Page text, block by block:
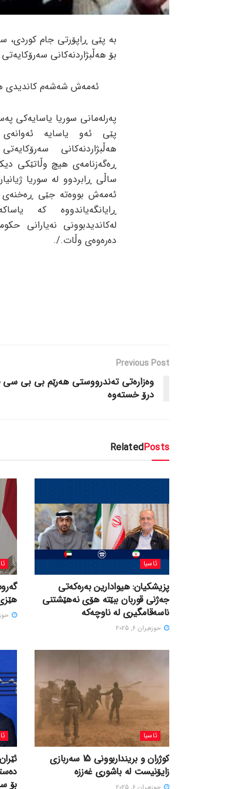
بە پێی ڕاپۆرتی جام کوردی،
بۆ هەڵبژاردنەکانی
ئەمەش شەشەم کاندیدی
پەرلەمانی سوریا یاسایەکی
پێی ئەو یاسایە
هەڵبژاردنەکانی
ڕەگەزنامەی هیچ وڵاتێکی
ساڵی ڕابردوو لە سوریا
ئەمەش بووەتە جێی ڕەخنەی
ڕایانگەیاندووە کە
لەکاندیدبوونی نەیارانی
دەرەوەی وڵات./.
Previous Post
وەزارەتی تەندرووستی هەرێم بی بی سی
درۆ خستەوە
RelatedPosts
ئاسیا
پزیشکیان: هیوادارین بەرەکەتی
جەژنی قوربان ببێتە هۆی نەهێشتنی
ناسەقامگیری لە ناوچەکە
حوزه‌یران 6, 2025
ئاسیا
کوژران و برینداربوونی 15 سەربازی
زایۆنیست لە باشوری غەززە
بۆ